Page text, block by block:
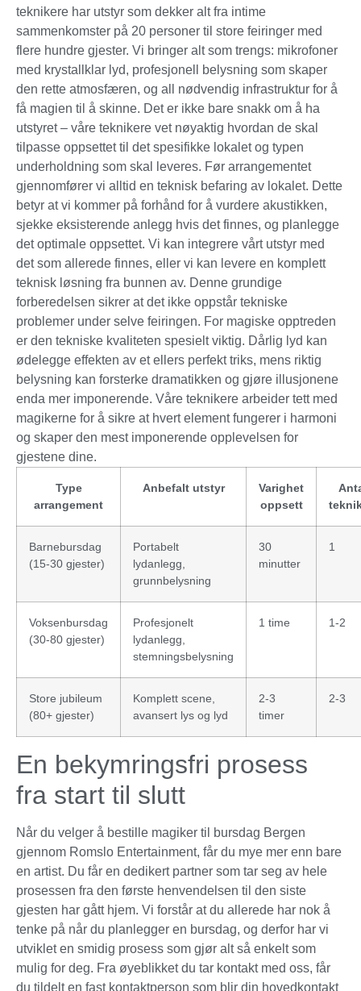
teknikere har utstyr som dekker alt fra intime
sammenkomster på 20 personer til store feiringer med
flere hundre gjester. Vi bringer alt som trengs: mikrofoner
med krystallklar lyd, profesjonell belysning som skaper
den rette atmosfæren, og all nødvendig infrastruktur for å
få magien til å skinne. Det er ikke bare snakk om å ha
utstyret – våre teknikere vet nøyaktig hvordan de skal
tilpasse oppsettet til det spesifikke lokalet og typen
underholdning som skal leveres. Før arrangementet
gjennomfører vi alltid en teknisk befaring av lokalet. Dette
betyr at vi kommer på forhånd for å vurdere akustikken,
sjekke eksisterende anlegg hvis det finnes, og planlegge
det optimale oppsettet. Vi kan integrere vårt utstyr med
det som allerede finnes, eller vi kan levere en komplett
teknisk løsning fra bunnen av. Denne grundige
forberedelsen sikrer at det ikke oppstår tekniske
problemer under selve feiringen. For magiske opptreden
er den tekniske kvaliteten spesielt viktig. Dårlig lyd kan
ødelegge effekten av et ellers perfekt triks, mens riktig
belysning kan forsterke dramatikken og gjøre illusjonene
enda mer imponerende. Våre teknikere arbeider tett med
magikerne for å sikre at hvert element fungerer i harmoni
og skaper den mest imponerende opplevelsen for
gjestene dine.
Type
arrangement
Anbefalt utstyr
Varighet
oppsett
Barnebursdag
(15-30 gjester)
Portabelt
lydanlegg,
grunnbelysning
30
minutter
1
Voksenbursdag
(30-80 gjester)
Profesjonelt
lydanlegg,
stemningsbelysning
1 time 1-2
Store jubileum
(80+ gjester)
Komplett scene,
avansert lys og lyd
2-3
timer
2-3
En bekymringsfri prosess
fra start til slutt
Når du velger å bestille magiker til bursdag Bergen
gjennom Romslo Entertainment, får du mye mer enn bare
en artist. Du får en dedikert partner som tar seg av hele
prosessen fra den første henvendelsen til den siste
gjesten har gått hjem. Vi forstår at du allerede har nok å
tenke på når du planlegger en bursdag, og derfor har vi
utviklet en smidig prosess som gjør alt så enkelt som
mulig for deg. Fra øyeblikket du tar kontakt med oss, får
du tildelt en fast kontaktperson som blir din hovedkontakt